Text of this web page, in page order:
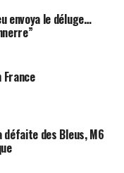
envoya le déluge…
France
défaite des Bleus, M6